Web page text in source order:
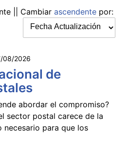
|| Cambiar ascendente por:
08/2026
de
abordar el compromiso?
sector postal carece de la
necesario para que los